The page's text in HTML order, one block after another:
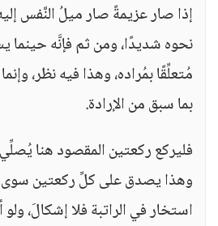
إذا صار عزيمةً صار ميلُ النَّفس
نحوه شديدًا، ومن ثم فإنَّه حينما
مُتعلِّقًا بمُراده، وهذا فيه نظر،
بما سبق من الإرادة.
فليركع ركعتين المقصود هنا
وهذا يصدق على كلِّ ركعتين سوى
استخار في الراتبة فلا إشكالَ،